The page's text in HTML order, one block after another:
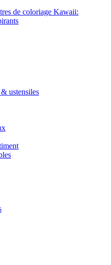
de coloriage Kawaii:
ustensiles